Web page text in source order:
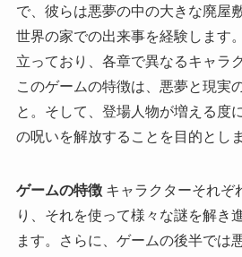
で、彼らは悪夢の中の大きな廃屋
世界の家での出来事を経験します
立っており、各章で異なるキャラ
このゲームの特徴は、悪夢と現実
と。そして、登場人物が増える度
の呪いを解放することを目的としま
ゲームの特徴キャラクターそれぞ
り、それを使って様々な謎を解き
ます。さらに、ゲームの後半では